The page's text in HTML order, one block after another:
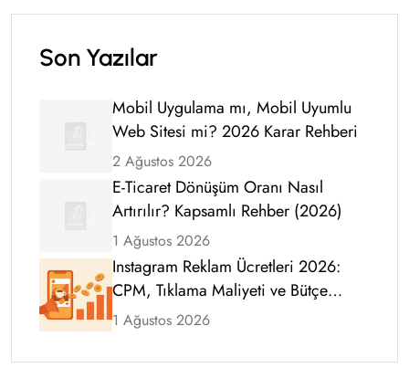
Son Yazılar
Mobil Uygulama mı, Mobil Uyumlu
Web Sitesi mi? 2026 Karar Rehberi
2 Ağustos 2026
E-Ticaret Dönüşüm Oranı Nasıl
Artırılır? Kapsamlı Rehber (2026)
1 Ağustos 2026
Instagram Reklam Ücretleri 2026:
CPM, Tıklama Maliyeti ve Bütçe
Rehberi
1 Ağustos 2026